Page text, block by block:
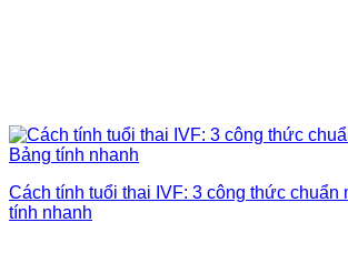
Cách tính tuổi thai IVF: 3 công thức chuẩn
tính nhanh